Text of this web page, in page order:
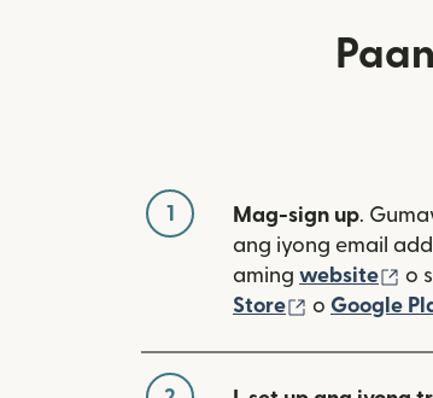
1 Mag-sign up.
ang iyong email
aming website o
Store
(bubukas
o Google